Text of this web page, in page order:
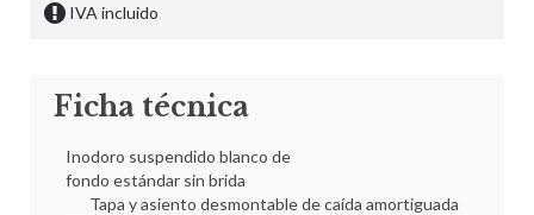
IVA incluido
Ficha técnica
Inodoro suspendido blanco de
fondo estándar sin brida
Tapa y asiento desmontable de caída amortiguada